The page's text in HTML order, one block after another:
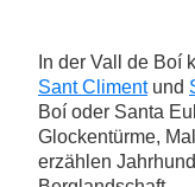
In der Vall de Boí
Sant Climentund
Boí oder Santa
Glockentürme,
erzählen